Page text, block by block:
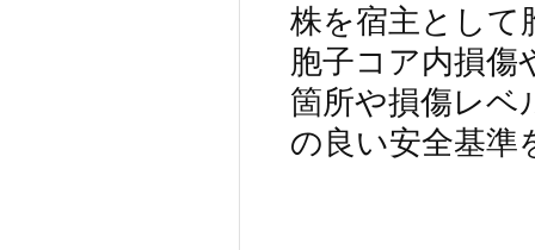
株を宿主として
胞子コア内損傷
箇所や損傷レベ
の良い安全基準